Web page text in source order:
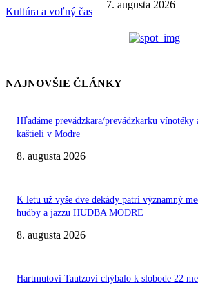
Kultúra a voľný čas
7. augusta 2026
NAJNOVŠIE ČLÁNKY
Hľadáme prevádzkara/prevádzkarku vínotéky
kaštieli v Modre
8. augusta 2026
K letu už vyše dve dekády patrí významný
hudby a jazzu HUDBA MODRE
8. augusta 2026
Hartmutovi Tautzovi chýbalo k slobode 22